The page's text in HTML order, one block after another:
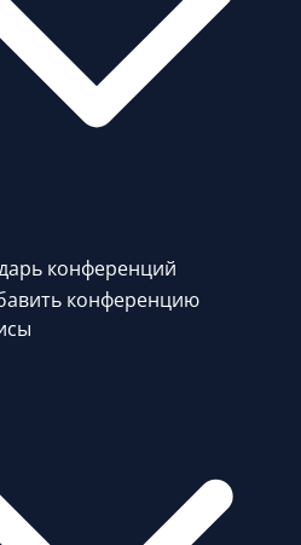
конференций
конференцию